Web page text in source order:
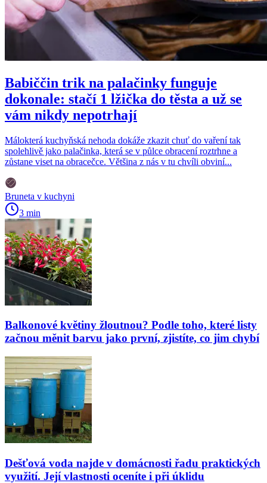
Babiččin trik na palačinky funguje
dokonale: stačí 1 lžička do těsta a už se
vám nikdy nepotrhají
Málokterá kuchyňská nehoda dokáže zkazit chuť do vaření tak
spolehlivě jako palačinka, která se v půlce obracení roztrhne a
zůstane viset na obracečce. Většina z nás v tu chvíli obviní...
Bruneta v kuchyni
3 min
Balkonové květiny žloutnou? Podle toho, které listy
začnou měnit barvu jako první, zjistíte, co jim chybí
Dešťová voda najde v domácnosti řadu praktických
využití. Její vlastnosti oceníte i při úklidu